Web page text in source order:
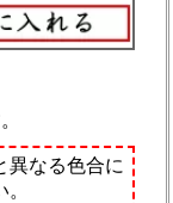
異なる色合に